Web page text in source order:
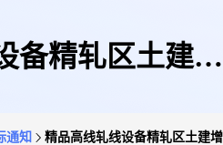
备精轧区土建增
通知 精品高线轧线设备精轧区土建